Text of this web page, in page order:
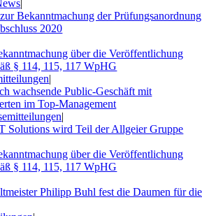
|
Bekanntmachung der Prüfungsanordnung
2020
über die Veröffentlichung
§ 114, 115, 117 WpHG
|
wachsende Public-Geschäft mit
im Top-Management
|
Solutions wird Teil der Allgeier Gruppe
über die Veröffentlichung
§ 114, 115, 117 WpHG
Philipp Buhl fest die Daumen für die